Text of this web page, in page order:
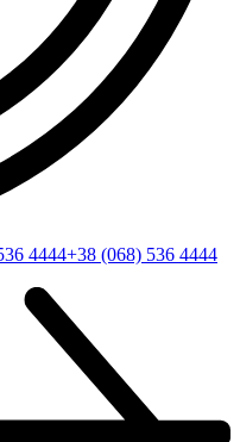
4444+38 (068) 536 4444